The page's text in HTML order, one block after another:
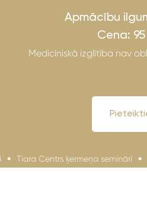
Apmācību
Cena: 95
Medicīniskā izglītība nav
Tiara Centrs ķermeņa semināri